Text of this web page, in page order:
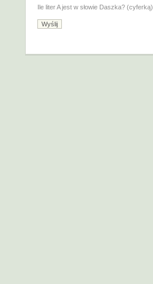
Ile liter A jest w słowie Daszka? (cyferką)